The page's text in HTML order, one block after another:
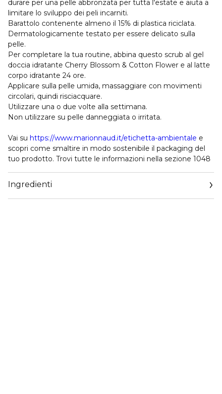
durare per una pelle abbronzata per tutta l'estate e aiuta a
limitare lo sviluppo dei peli incarniti.
Barattolo contenente almeno il 15% di plastica riciclata.
Dermatologicamente testato per essere delicato sulla
pelle.
Per completare la tua routine, abbina questo scrub al gel
doccia idratante Cherry Blossom & Cotton Flower e al latte
corpo idratante 24 ore.
Applicare sulla pelle umida, massaggiare con movimenti
circolari, quindi risciacquare.
Utilizzare una o due volte alla settimana.
Non utilizzare su pelle danneggiata o irritata.
Vai su https://www.marionnaud.it/etichetta-ambientale e
scopri come smaltire in modo sostenibile il packaging del
tuo prodotto. Trovi tutte le informazioni nella sezione 1048
Ingredienti